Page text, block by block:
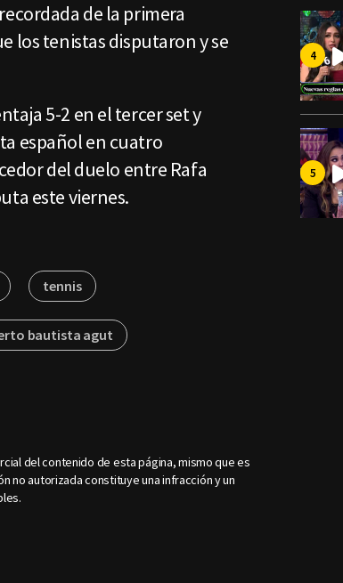
de la primera
los tenistas disputaron y se
5-2 en el tercer set y
español en cuatro
del duelo entre Rafa
este viernes.
tennis
bautista agut
del contenido de esta página, mismo que es
no autorizada constituye una infracción y un